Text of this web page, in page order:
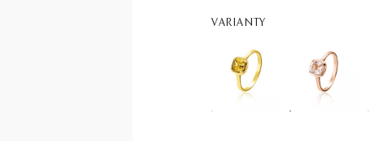
VARIANTY